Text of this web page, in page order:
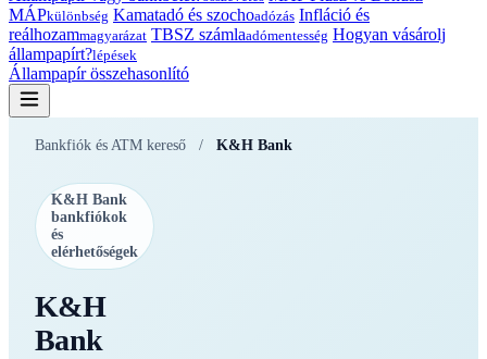
MÁPkülönbség Kamatadó és szochoadózás Infláció és
reálhozammagyarázat TBSZ számlaadómentesség Hogyan vásárolj
állampapírt?lépések
Állampapír összehasonlító
Bankfiók és ATM kereső / K&H Bank
K&H Bank
bankfiókok
és
elérhetőségek
K&H
Bank